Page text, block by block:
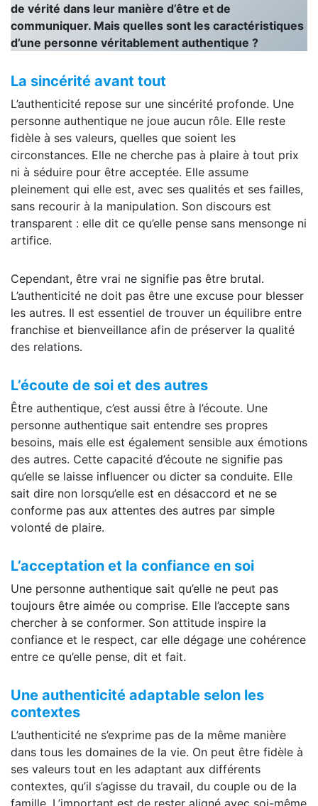
de vérité dans leur manière d’être et de
communiquer. Mais quelles sont les caractéristiques
d’une personne véritablement authentique ?
La sincérité avant tout
L’authenticité repose sur une sincérité profonde. Une
personne authentique ne joue aucun rôle. Elle reste
fidèle à ses valeurs, quelles que soient les
circonstances. Elle ne cherche pas à plaire à tout prix
ni à séduire pour être acceptée. Elle assume
pleinement qui elle est, avec ses qualités et ses failles,
sans recourir à la manipulation. Son discours est
transparent : elle dit ce qu’elle pense sans mensonge ni
artifice.
Cependant, être vrai ne signifie pas être brutal.
L’authenticité ne doit pas être une excuse pour blesser
les autres. Il est essentiel de trouver un équilibre entre
franchise et bienveillance afin de préserver la qualité
des relations.
L’écoute de soi et des autres
Être authentique, c’est aussi être à l’écoute. Une
personne authentique sait entendre ses propres
besoins, mais elle est également sensible aux émotions
des autres. Cette capacité d’écoute ne signifie pas
qu’elle se laisse influencer ou dicter sa conduite. Elle
sait dire non lorsqu’elle est en désaccord et ne se
conforme pas aux attentes des autres par simple
volonté de plaire.
L’acceptation et la confiance en soi
Une personne authentique sait qu’elle ne peut pas
toujours être aimée ou comprise. Elle l’accepte sans
chercher à se conformer. Son attitude inspire la
confiance et le respect, car elle dégage une cohérence
entre ce qu’elle pense, dit et fait.
Une authenticité adaptable selon les
contextes
L’authenticité ne s’exprime pas de la même manière
dans tous les domaines de la vie. On peut être fidèle à
ses valeurs tout en les adaptant aux différents
contextes, qu’il s’agisse du travail, du couple ou de la
famille. L’important est de rester aligné avec soi-même